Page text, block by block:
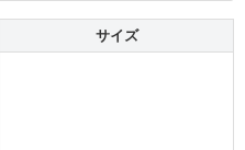
サイズ